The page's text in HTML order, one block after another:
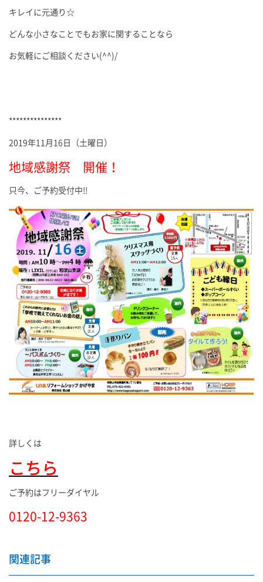
キレイに元通り☆
どんな小さなことでもお家に関することなら
お気軽にご相談ください(^^)/
***************
2019年11月16日（土曜日）
地域感謝祭 開催！
只今、ご予約受付中!!
詳しくは
こちら
ご予約はフリーダイヤル
0120-12-9363
関連記事